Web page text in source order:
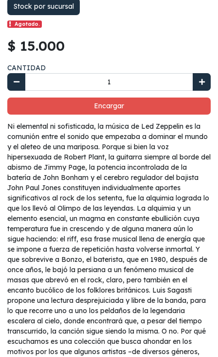
Stock por sucursal
Agotado.
$ 15.000
CANTIDAD
Encargar
Ni elemental ni sofisticada, la música de Led Zeppelin es la
comunión entre el sonido que empezaba a dominar el mundo
y el aleteo de una mariposa. Porque si bien la voz
hipersexuada de Robert Plant, la guitarra siempre al borde del
abismo de Jimmy Page, la potencia incontrolada de la
batería de John Bonham y el cerebro regulador del bajista
John Paul Jones constituyen individualmente aportes
significativos al rock de los setenta, fue la alquimia lograda lo
que los llevó al Olimpo de las leyendas. La alquimia y un
elemento esencial, un magma en constante ebullición cuya
temperatura fue in crescendo y de alguna manera aún lo
sigue haciendo: el riff, esa frase musical llena de energía que
se impone a fuerza de repetición hasta volverse inmortal. Y
que sobrevive a Bonzo, el baterista, que en 1980, después de
once años, le bajó la persiana a un fenómeno musical de
masas que abrevó en el rock, claro, pero también en el
encanto bucólico de los folklores británicos. Luis Sagasti
propone una lectura desprejuiciada y libre de la banda, para
lo que recorre uno a uno los peldaños de la legendaria
escalera al cielo, donde encontrará que, a pesar del tiempo
transcurrido, la canción sigue siendo la misma. O no. Por qué
escuchamos es una colección que busca ahondar en los
motivos por los que algunos artistas –de diversos géneros,